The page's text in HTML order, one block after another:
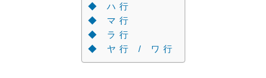
◆ ハ 行
◆ マ 行
◆ ラ 行
◆ ヤ 行 / ワ 行